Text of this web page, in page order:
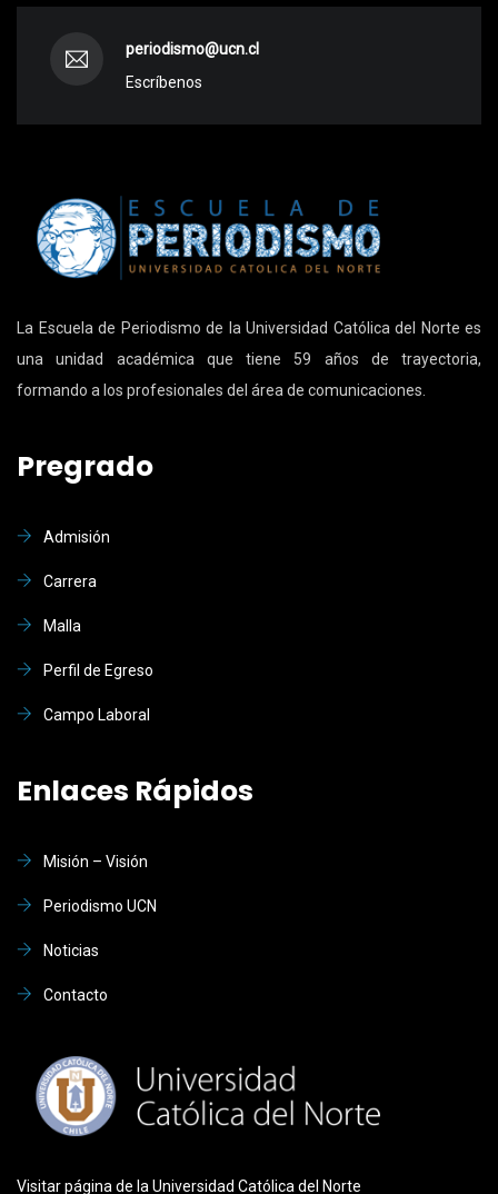
periodismo@ucn.cl
Escríbenos
La Escuela de Periodismo de la Universidad Católica del Norte es
una unidad académica que tiene 59 años de trayectoria,
formando a los profesionales del área de comunicaciones.
Pregrado
Admisión
Carrera
Malla
Perfil de Egreso
Campo Laboral
Enlaces Rápidos
Misión – Visión
Periodismo UCN
Noticias
Contacto
Visitar página de la Universidad Católica del Norte